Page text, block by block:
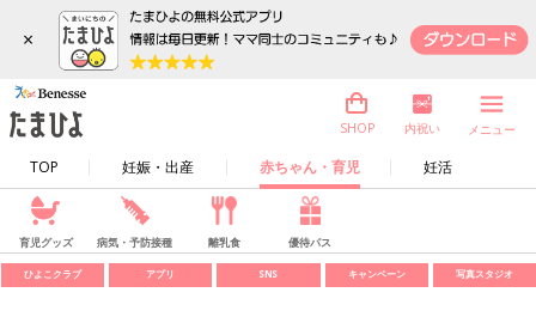
×
TOP 妊娠・出産 赤ちゃん・育児 妊活
SHOP 内祝い メニュー
育児グッズ 病気・予防接種 離乳食 優待パス
ひよこクラブ アプリ SNS キャンペーン 写真スタジオ